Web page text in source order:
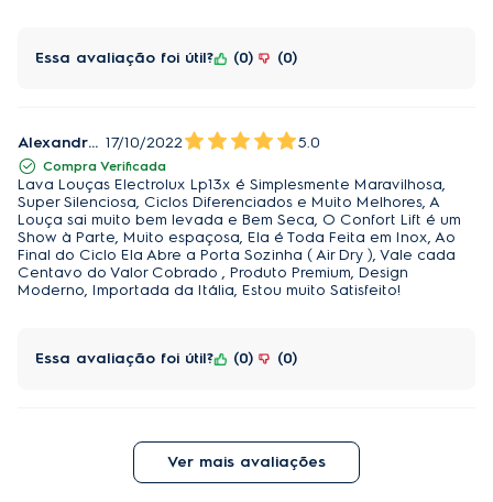
Essa avaliação foi útil? 0 0
Alexandre Santana 17/10/2022 5.0
Compra Verificada
Lava Louças Electrolux Lp13x é Simplesmente Maravilhosa,
Super Silenciosa, Ciclos Diferenciados e Muito Melhores, A
Louça sai muito bem levada e Bem Seca, O Confort Lift é um
Show à Parte, Muito espaçosa, Ela é Toda Feita em Inox, Ao
Final do Ciclo Ela Abre a Porta Sozinha ( Air Dry ), Vale cada
Centavo do Valor Cobrado , Produto Premium, Design
Moderno, Importada da Itália, Estou muito Satisfeito!
Essa avaliação foi útil? 0 0
Ver mais avaliações